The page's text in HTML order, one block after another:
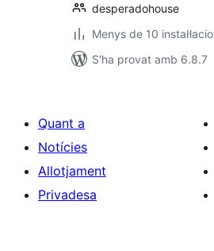
desperadohouse
Menys de 10
S'ha provat amb 6.8.7
Quant a
Notícies
Allotjament
Privadesa